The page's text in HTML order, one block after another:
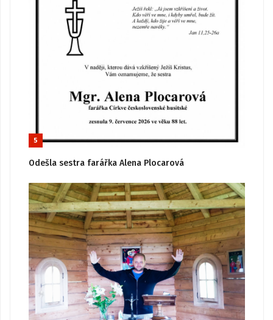
5
Odešla sestra farářka Alena Plocarová